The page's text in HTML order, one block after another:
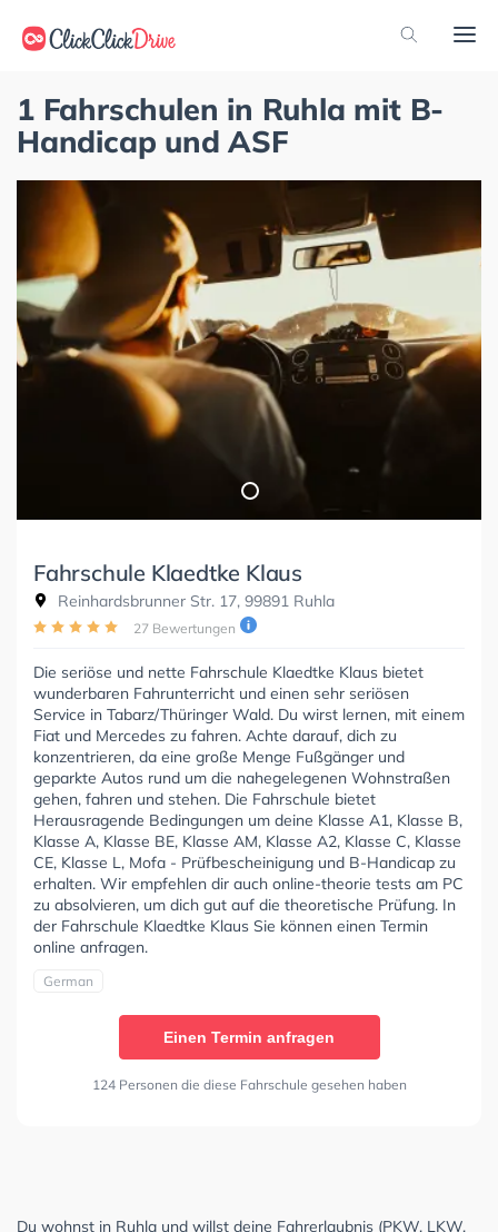
1 Fahrschulen in Ruhla mit B-
Handicap und ASF
Fahrschule Klaedtke Klaus
Reinhardsbrunner Str. 17, 99891 Ruhla
27 Bewertungen
Die seriöse und nette Fahrschule Klaedtke Klaus bietet
wunderbaren Fahrunterricht und einen sehr seriösen
Service in Tabarz/Thüringer Wald. Du wirst lernen, mit einem
Fiat und Mercedes zu fahren. Achte darauf, dich zu
konzentrieren, da eine große Menge Fußgänger und
geparkte Autos rund um die nahegelegenen Wohnstraßen
gehen, fahren und stehen. Die Fahrschule bietet
Herausragende Bedingungen um deine Klasse A1, Klasse B,
Klasse A, Klasse BE, Klasse AM, Klasse A2, Klasse C, Klasse
CE, Klasse L, Mofa - Prüfbescheinigung und B-Handicap zu
erhalten. Wir empfehlen dir auch online-theorie tests am PC
zu absolvieren, um dich gut auf die theoretische Prüfung. In
der Fahrschule Klaedtke Klaus Sie können einen Termin
online anfragen.
German
Einen Termin anfragen
124 Personen die diese Fahrschule gesehen haben
Du wohnst in Ruhla und willst deine Fahrerlaubnis (PKW, LKW,